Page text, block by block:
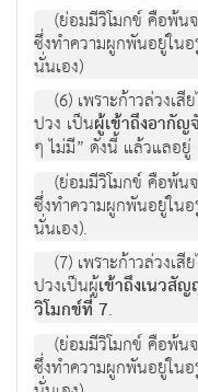
(ย่อมมีวิโมกข์ คือพ้
ซึ่งทำความผูกพันอยู่ใน
นั่นเอง)
(6) เพราะก้าวล่วงเ
ปวง เป็นผู้เข้าถึงอากั
ๆ ไม่มี” ดังนี้ แล้วแลอ
(ย่อมมีวิโมกข์ คือพ้
ซึ่งทำความผูกพันอยู่ใ
นั่นเอง).
(7) เพราะก้าวล่วงเ
ปวงเป็นผู้เข้าถึงเนวสั
วิโมกข์ที่ 7.
(ย่อมมีวิโมกข์ คือพ้
ซึ่งทำความผูกพันอยู่ใน